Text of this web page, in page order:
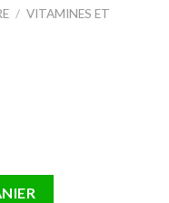
/ VITAMINES ET